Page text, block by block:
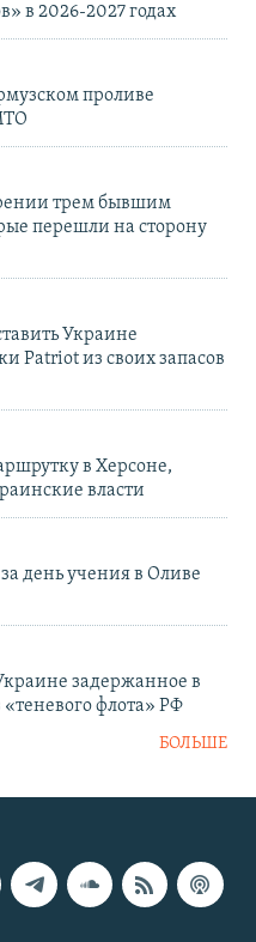
в 2026-2027 годах
проливе
трем бывшим
перешли на сторону
Украине
Patriot из своих запасов
в Херсоне,
власти
день учения в Оливе
задержанное в
«теневого флота» РФ
БОЛЬШЕ